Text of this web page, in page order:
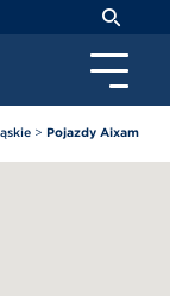
> Pojazdy Aixam